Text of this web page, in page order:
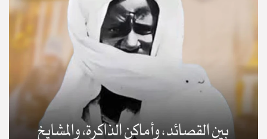
© Copyright 2025, APS